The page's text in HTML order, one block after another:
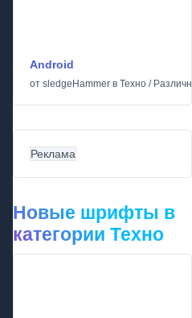
Android
от sledgeHammer в Техно /
Реклама
Новые шрифты в
категории Техно